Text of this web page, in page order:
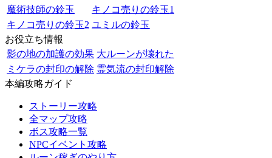
魔術技師の鈴玉
キノコ売りの鈴玉1
キノコ売りの鈴玉2 ユミルの鈴玉
お役立ち情報
影の地の加護の効果 大ルーンが壊れた
ミケラの封印の解除 霊気流の封印解除
本編攻略ガイド
ストーリー攻略
全マップ攻略
ボス攻略一覧
NPCイベント攻略